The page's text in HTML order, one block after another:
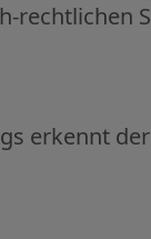
rechtlichen
erkennt